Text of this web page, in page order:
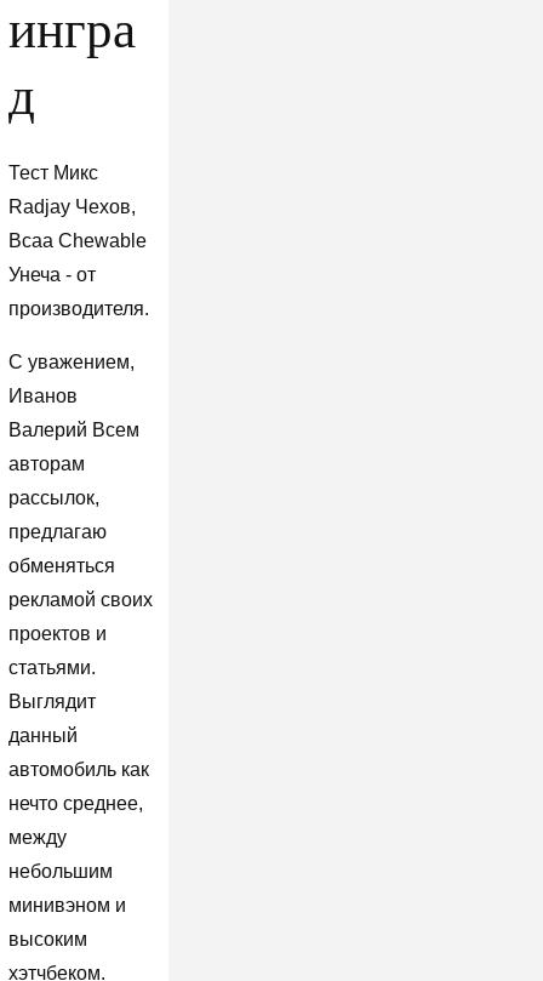
ингра
д
Тест Микс
Radjay Чехов,
Bcaa Chewable
Унеча - от
производителя.
С уважением,
Иванов
Валерий Всем
авторам
рассылок,
предлагаю
обменяться
рекламой своих
проектов и
статьями.
Выглядит
данный
автомобиль как
нечто среднее,
между
небольшим
минивэном и
высоким
хэтчбеком.